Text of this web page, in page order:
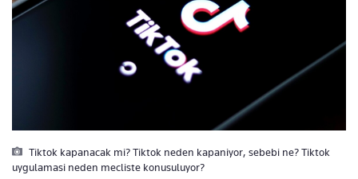
Tiktok kapanacak mi? Tiktok neden kapaniyor, sebebi ne? Tiktok
uygulamasi neden mecliste konusuluyor?